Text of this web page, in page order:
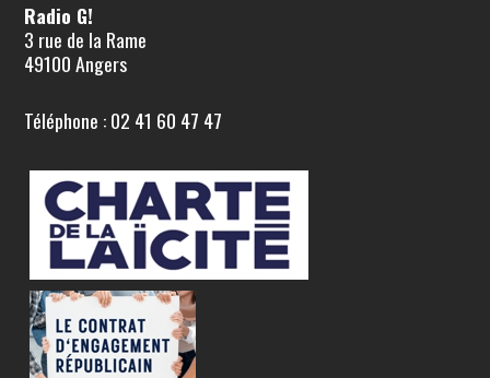
Radio G!
3 rue de la Rame
49100 Angers
Téléphone : 02 41 60 47 47